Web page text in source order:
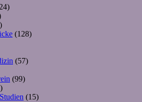
(128)
(57)
(99)
(15)